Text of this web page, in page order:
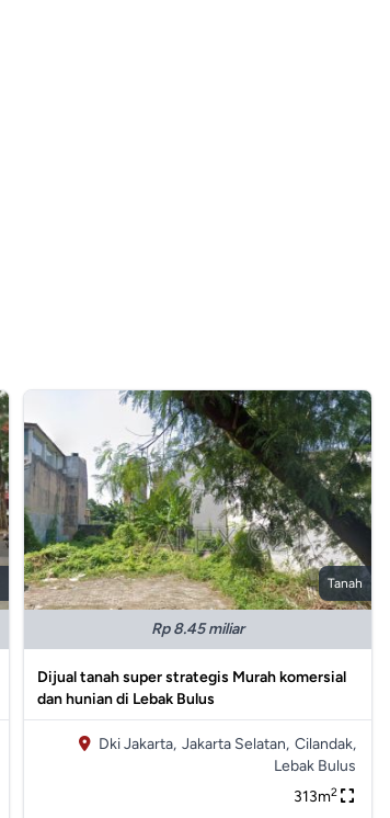
Tanah
Rp 8.45 miliar
Dijual tanah super strategis Murah komersial
dan hunian di Lebak Bulus
Dki Jakarta, Jakarta Selatan, Cilandak,
Lebak Bulus
313m2